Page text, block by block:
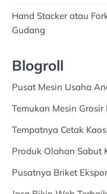
Hand Stacker atau
Gudang
Blogroll
Pusat Mesin Usaha
Temukan Mesin Grosir
Tempatnya Cetak
Produk Olahan Sabut
Pusatnya Briket Ekspor